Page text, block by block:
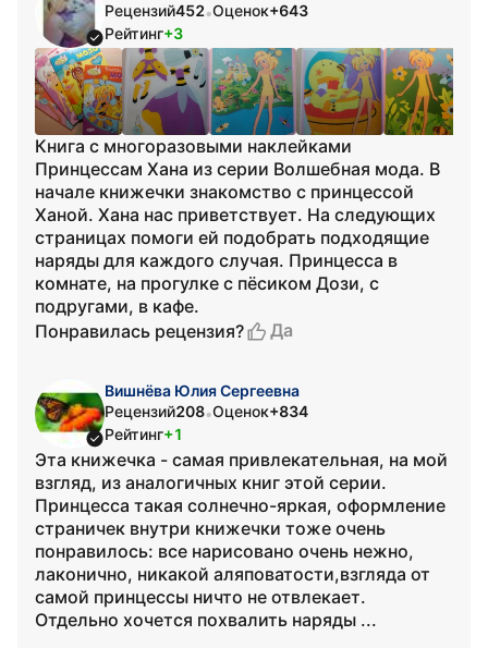
Рецензий452•Оценок+643
Рейтинг+3
Книга с многоразовыми наклейками
Принцессам Хана из серии Волшебная мода. В
начале книжечки знакомство с принцессой
Ханой. Хана нас приветствует. На следующих
страницах помоги ей подобрать подходящие
наряды для каждого случая. Принцесса в
комнате, на прогулке с пёсиком Дози, с
подругами, в кафе.
Понравилась рецензия?
Да
Вишнёва Юлия Сергеевна
Рецензий208•Оценок+834
Рейтинг+1
Эта книжечка - самая привлекательная, на мой
взгляд, из аналогичных книг этой серии.
Принцесса такая солнечно-яркая, оформление
страничек внутри книжечки тоже очень
понравилось: все нарисовано очень нежно,
лаконично, никакой аляповатости,взгляда от
самой принцессы ничто не отвлекает.
Отдельно хочется похвалить наряды ...